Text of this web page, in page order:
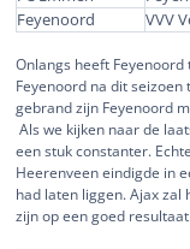
Feyenoord
VVV
Onlangs heeft
Feyenoord na dit
gebrand zijn Feyenoord
Als we kijken naar de
een stuk constanter.
Heerenveen eindigde in
had laten liggen. Ajax
zijn op een goed